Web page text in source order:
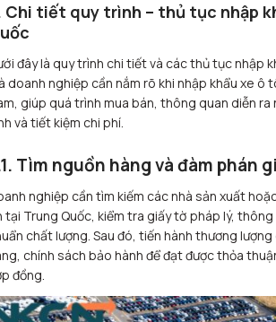
Chi tiết quy trình – thủ tục nhập
đây là quy trình chi tiết và các thủ tục nhập
doanh nghiệp cần nắm rõ khi nhập khẩu xe ô
giúp quá trình mua bán, thông quan diễn
và tiết kiệm chi phí.
Tìm nguồn hàng và đàm phán
nghiệp cần tìm kiếm các nhà sản xuất
tại Trung Quốc, kiểm tra giấy tờ pháp lý,
chất lượng. Sau đó, tiến hành thương lượng
chính sách bảo hành để đạt được thỏa
đồng.